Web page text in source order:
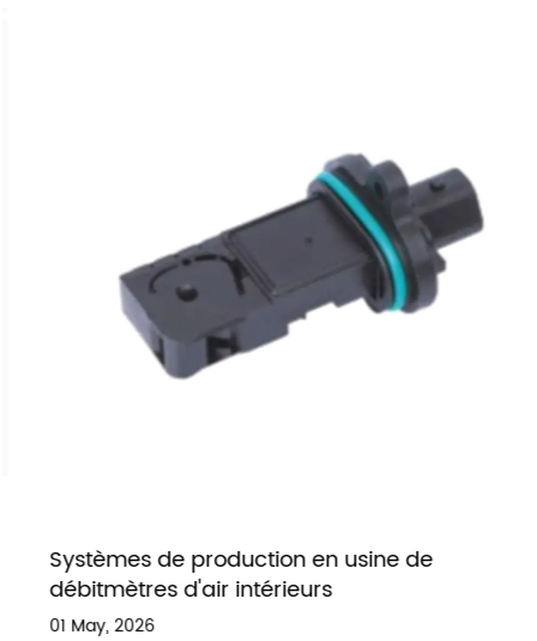
Systèmes de production en usine de
débitmètres d'air intérieurs
01 May, 2026